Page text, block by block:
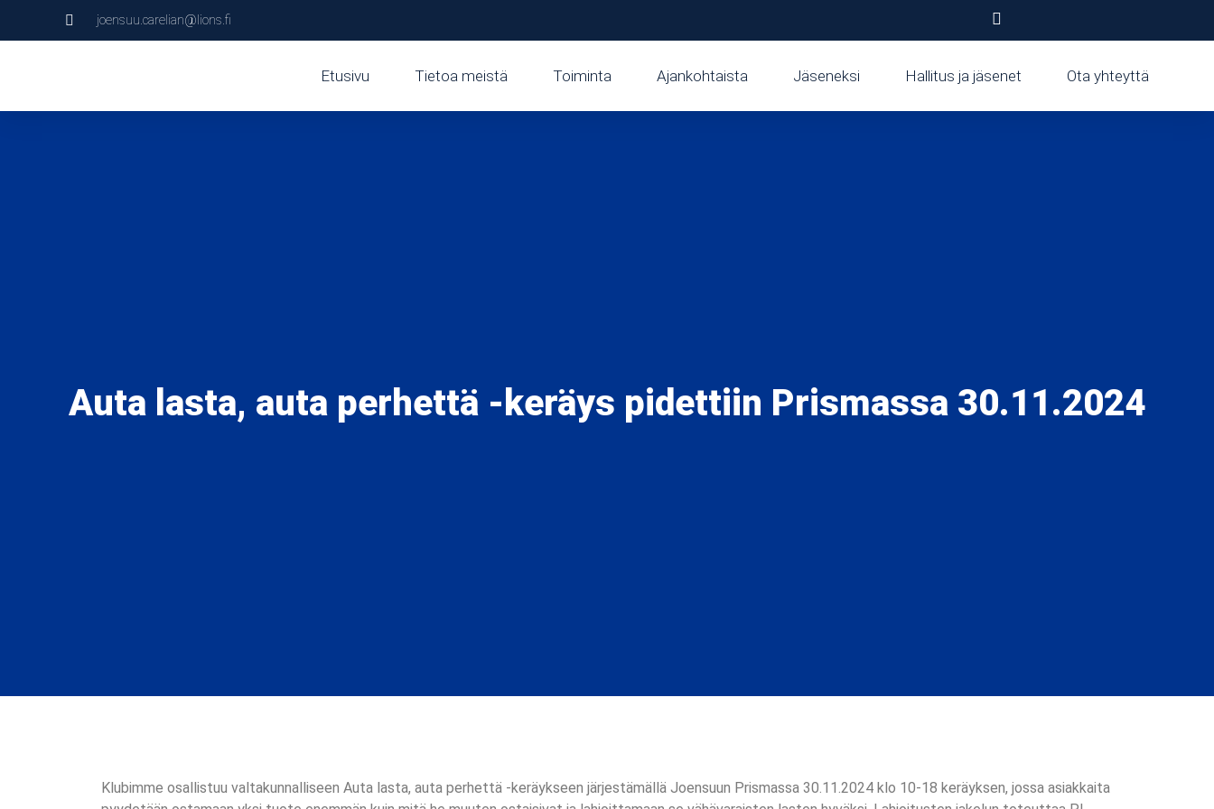
joensuu.carelian@lions.fi
Etusivu Tietoa meistä Toiminta Ajankohtaista Jäseneksi Hallitus ja jäsenet Ota yhteyttä
Auta lasta, auta perhettä -keräys pidettiin Prismassa 30.11.2024
Klubimme osallistuu valtakunnalliseen Auta lasta, auta perhettä -keräykseen järjestämällä Joensuun Prismassa 30.11.2024 klo 10-18 keräyksen, jossa asiakkaita